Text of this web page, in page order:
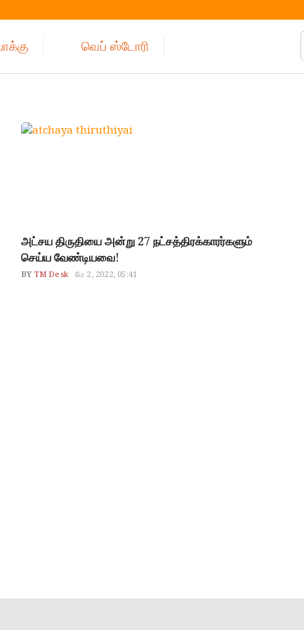
வெப் ஸ்டோரி
அட்சய திருதியை அன்று 27 நட்சத்திரக்காரர்களும்
செய்ய வேண்டியவை!
BY TM Desk மே 2, 2022, 05:41